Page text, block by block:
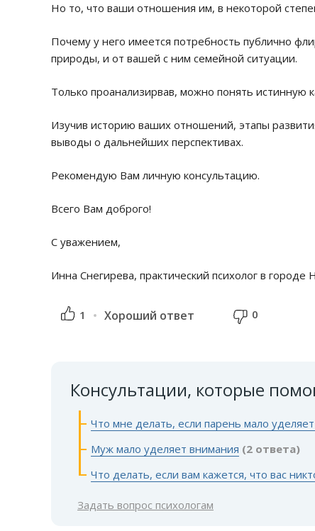
Но то, что ваши отношения им, в некоторой
Почему у него имеется потребность публично
природы, и от вашей с ним семейной ситуации.
Только проанализирвав, можно понять истинную
Изучив историю ваших отношений, этапы
выводы о дальнейших перспективах.
Рекомендую Вам личную консультацию.
Всего Вам доброго!
С уважением,
Инна Снегирева, практический психолог в городе
1 Хороший ответ 0
Консультации, которые
Что мне делать, если парень мало
Муж мало уделяет внимания (2 ответа)
Что делать, если вам кажется, что вас
Задать вопрос психологам